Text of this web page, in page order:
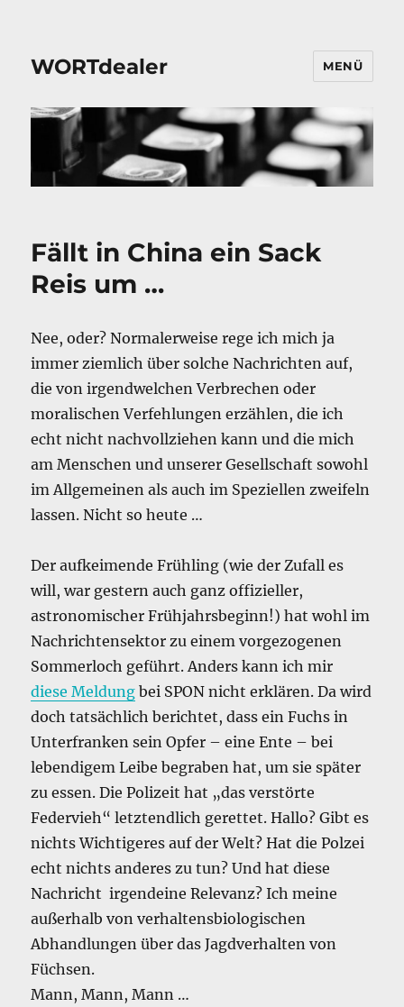
WORTdealer MENÜ
Fällt in China ein Sack
Reis um …
Nee, oder? Normalerweise rege ich mich ja
immer ziemlich über solche Nachrichten auf,
die von irgendwelchen Verbrechen oder
moralischen Verfehlungen erzählen, die ich
echt nicht nachvollziehen kann und die mich
am Menschen und unserer Gesellschaft sowohl
im Allgemeinen als auch im Speziellen zweifeln
lassen. Nicht so heute …
Der aufkeimende Frühling (wie der Zufall es
will, war gestern auch ganz offizieller,
astronomischer Frühjahrsbeginn!) hat wohl im
Nachrichtensektor zu einem vorgezogenen
Sommerloch geführt. Anders kann ich mir
diese Meldung bei SPON nicht erklären. Da wird
doch tatsächlich berichtet, dass ein Fuchs in
Unterfranken sein Opfer – eine Ente – bei
lebendigem Leibe begraben hat, um sie später
zu essen. Die Polizeit hat „das verstörte
Federvieh“ letztendlich gerettet. Hallo? Gibt es
nichts Wichtigeres auf der Welt? Hat die Polzei
echt nichts anderes zu tun? Und hat diese
Nachricht irgendeine Relevanz? Ich meine
außerhalb von verhaltensbiologischen
Abhandlungen über das Jagdverhalten von
Füchsen.
Mann, Mann, Mann …